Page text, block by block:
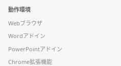
動作環境
Webブラウザ
Wordアドイン
PowerPointアドイン
Chrome拡張機能